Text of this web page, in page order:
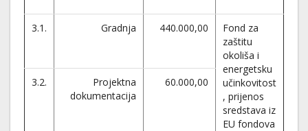
3.1. Gradnja 440.000,00
Fond za
zaštitu
okoliša i
energetsku
učinkovitost
, prijenos
sredstava iz
EU fondova
3.2.
Projektna
dokumentacija
60.000,00